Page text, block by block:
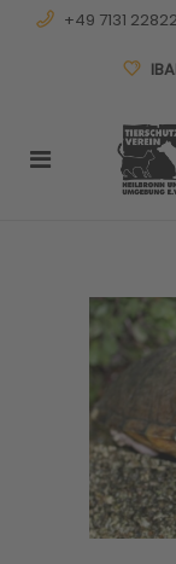
+49 7131 22822